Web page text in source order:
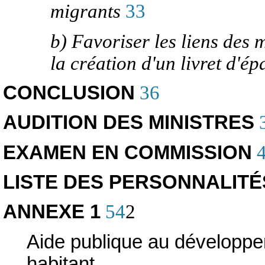
migrants 33
b) Favoriser les liens des
la création d'un livret
CONCLUSION 36
AUDITION DES MINISTRES
EXAMEN EN COMMISSION
LISTE DES
ANNEXE 1 542
Aide publique au